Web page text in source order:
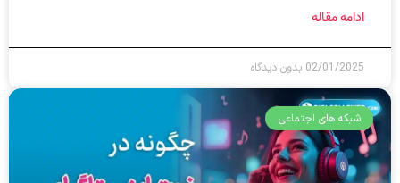
ادامه مقاله
02/01/2025 بدون دیدگاه
شبکه های اجتماعی